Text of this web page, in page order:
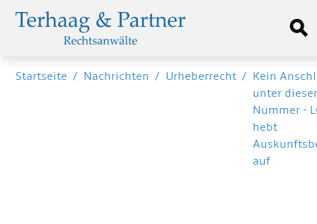
Startseite / Nachrichten / Urheberrecht / Kein
unter
Nummer -
hebt
auf